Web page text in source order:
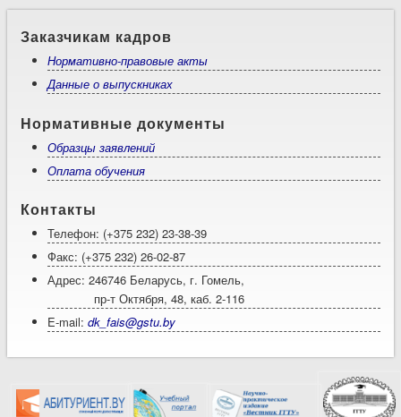
Заказчикам кадров
Нормативно-правовые акты
Данные о выпускниках
Нормативные документы
Образцы заявлений
Оплата обучения
Контакты
Телефон: (+375 232) 23-38-39
Факс: (+375 232) 26-02-87
Адрес: 246746 Беларусь, г. Гомель,
пр-т Октября, 48, каб. 2-116
E-mail:dk_fais@gstu.by